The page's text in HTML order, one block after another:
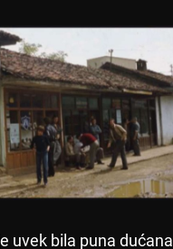
uvek bila puna dućana